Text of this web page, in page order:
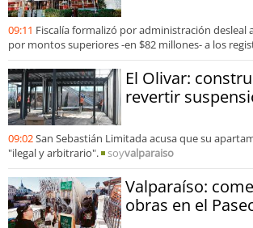
09:11 Fiscalía formalizó por administración
por montos superiores -en $82 millones- a los
El Olivar:
revertir
09:02San Sebastián Limitada acusa que su
"ilegal y arbitrario".
soyvalparaiso
Valparaíso:
obras en el